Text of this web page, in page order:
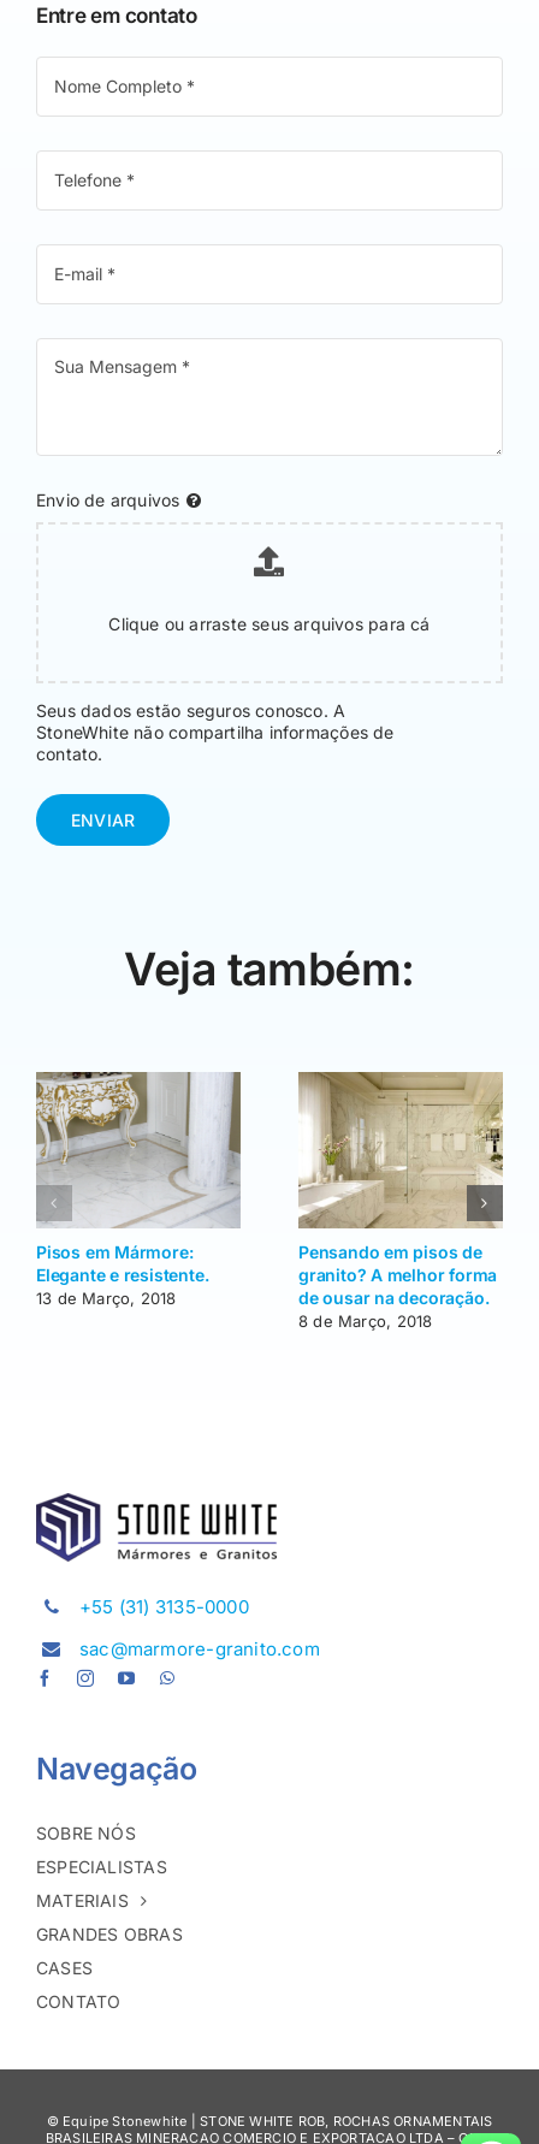
Entre em contato
Envio de arquivos
Clique ou arraste seus arquivos para cá
Seus dados estão seguros conosco. A
StoneWhite não compartilha informações de
contato.
ENVIAR
Veja também:
Pisos em Mármore:
Elegante e resistente.
13 de Março, 2018
Pensando em pisos de
granito? A melhor forma
de ousar na decoração.
8 de Março, 2018
+55 (31) 3135-0000
sac@marmore-granito.com
Navegação
SOBRE NÓS
ESPECIALISTAS
MATERIAIS
GRANDES OBRAS
CASES
CONTATO
© Equipe Stonewhite | STONE WHITE ROB, ROCHAS ORNAMENTAIS
BRASILEIRAS MINERACAO COMERCIO E EXPORTACAO LTDA – CNPJ